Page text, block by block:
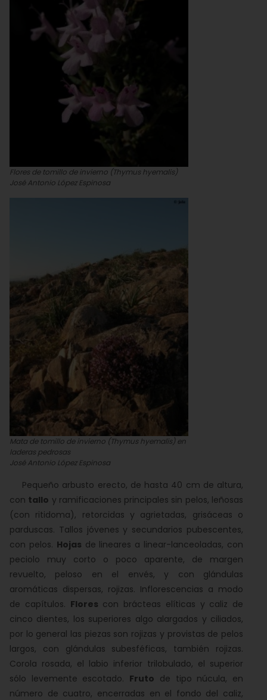
Flores de tomillo de invierno (Thymus hyemalis)
José Antonio López Espinosa
Mata de tomillo de invierno (Thymus hyemalis) en
laderas pedrosas
José Antonio López Espinosa
Pequeño arbusto erecto, de hasta 40 cm de altura,
con tallo y ramificaciones principales sin pelos, leñosas
(con ritidoma), retorcidas y agrietadas, grisáceas o
parduscas. Tallos jóvenes y secundarios pubescentes,
con pelos. Hojas de lineares a linear-lanceoladas, con
peciolo muy corto o poco aparente, de margen
revuelto, peloso en el envés, y con glándulas
aromáticas dispersas, rojizas. Inflorescencias a modo
de capítulos. Flores con brácteas elíticas y caliz de
cinco dientes, los superiores algo alargados y ciliados,
por lo general las piezas son rojizas y provistas de pelos
largos, con glándulas subesféficas, también rojizas.
Corola rosada, el labio inferior trilobulado, el superior
sólo levemente escotado. Fruto de tipo núcula, en
número de cuatro, encerradas en el fondo del caliz,